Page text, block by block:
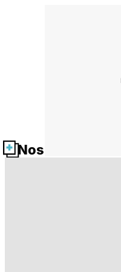
Nos fiches santé